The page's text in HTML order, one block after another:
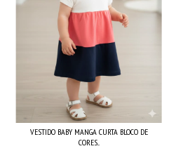
VESTIDO BABY MANGA CURTA BLOCO DE
CORES...